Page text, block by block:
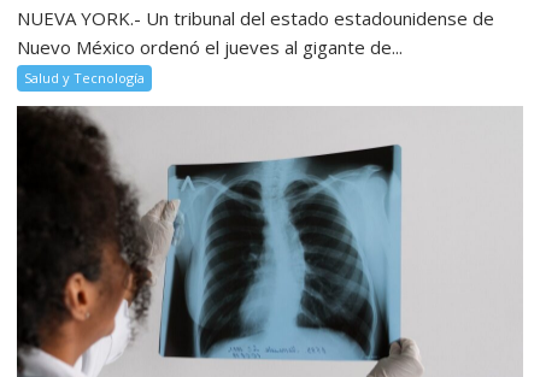
NUEVA YORK.- Un tribunal del estado estadounidense de
Nuevo México ordenó el jueves al gigante de...
Salud y Tecnología